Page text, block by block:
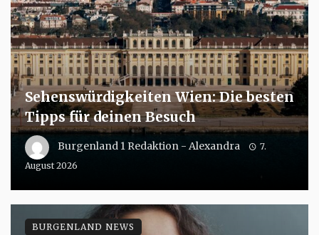
Sehenswürdigkeiten Wien: Die besten
Tipps für deinen Besuch
Burgenland 1 Redaktion - Alexandra
7.
August 2026
BURGENLAND NEWS